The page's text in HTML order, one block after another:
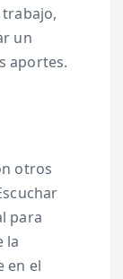
un
aportes.
otros
para
la
en el